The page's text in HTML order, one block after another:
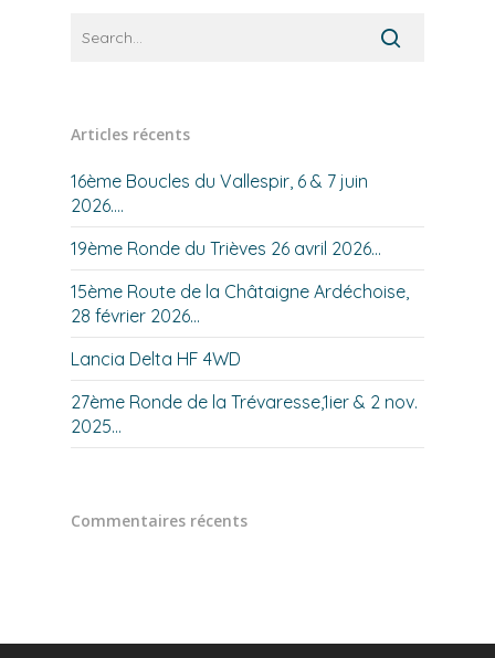
Articles récents
16ème Boucles du Vallespir, 6 & 7 juin
2026….
19ème Ronde du Trièves 26 avril 2026…
15ème Route de la Châtaigne Ardéchoise,
28 février 2026…
Lancia Delta HF 4WD
27ème Ronde de la Trévaresse,1ier & 2 nov.
2025…
Commentaires récents